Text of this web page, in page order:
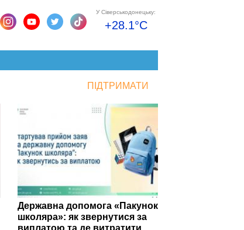
У Сіверськодонецьку:
+28.1°C
ПІДТРИМАТИ
Державна допомога «Пакунок
школяра»: як звернутися за
виплатою та де витратити